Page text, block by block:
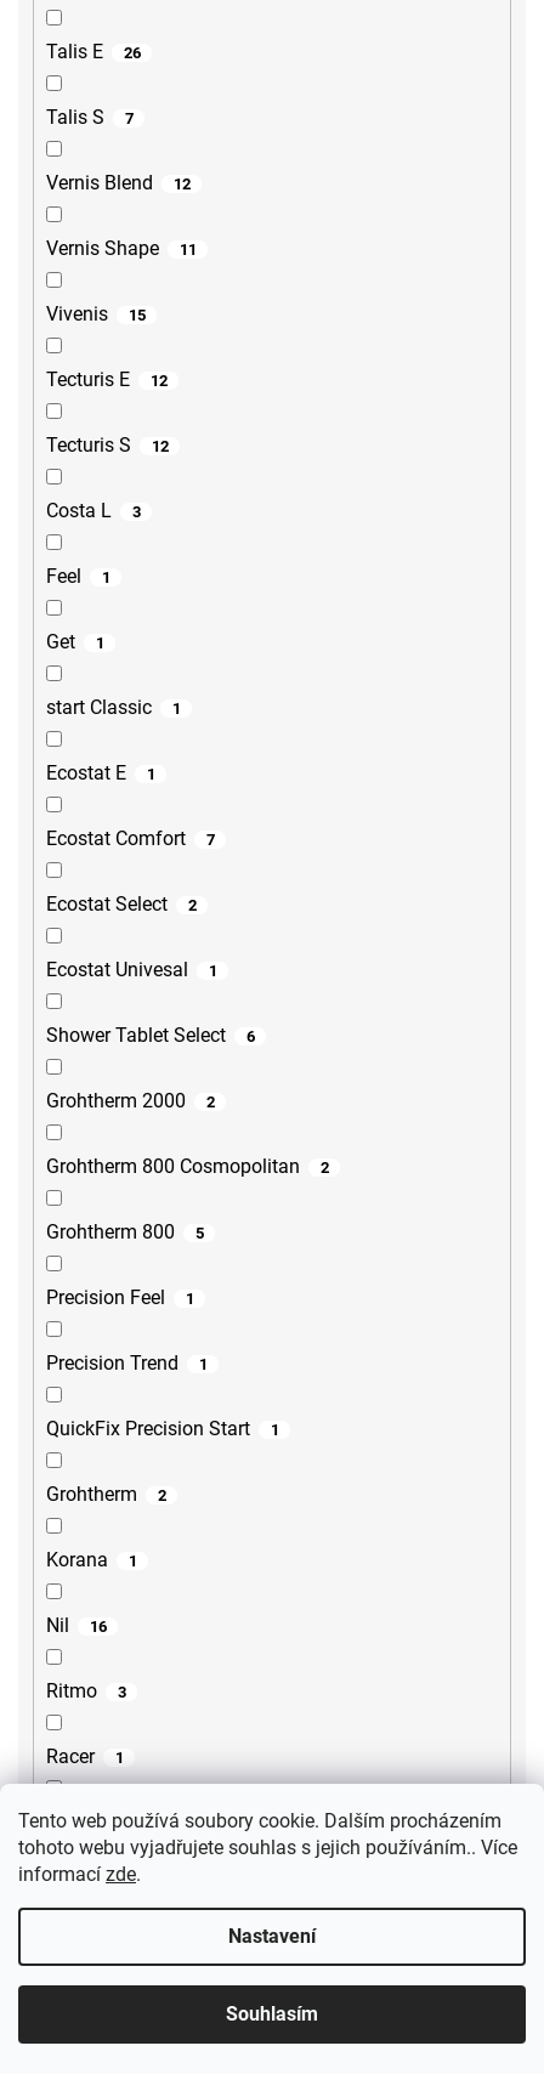
Tento web používá soubory cookie. Dalším procházením
tohoto webu vyjadřujete souhlas s jejich používáním.. Více
informací zde.
Nastavení
Souhlasím
Talis E 26
Talis S 7
Vernis Blend 12
Vernis Shape 11
Vivenis 15
Tecturis E 12
Tecturis S 12
Costa L 3
Feel 1
Get 1
start Classic 1
Ecostat E 1
Ecostat Comfort 7
Ecostat Select 2
Ecostat Univesal 1
Shower Tablet Select 6
Grohtherm 2000 2
Grohtherm 800 Cosmopolitan 2
Grohtherm 800 5
Precision Feel 1
Precision Trend 1
QuickFix Precision Start 1
Grohtherm 2
Korana 1
Nil 16
Ritmo 3
Racer 1
Smart Select 6
Treneca 1